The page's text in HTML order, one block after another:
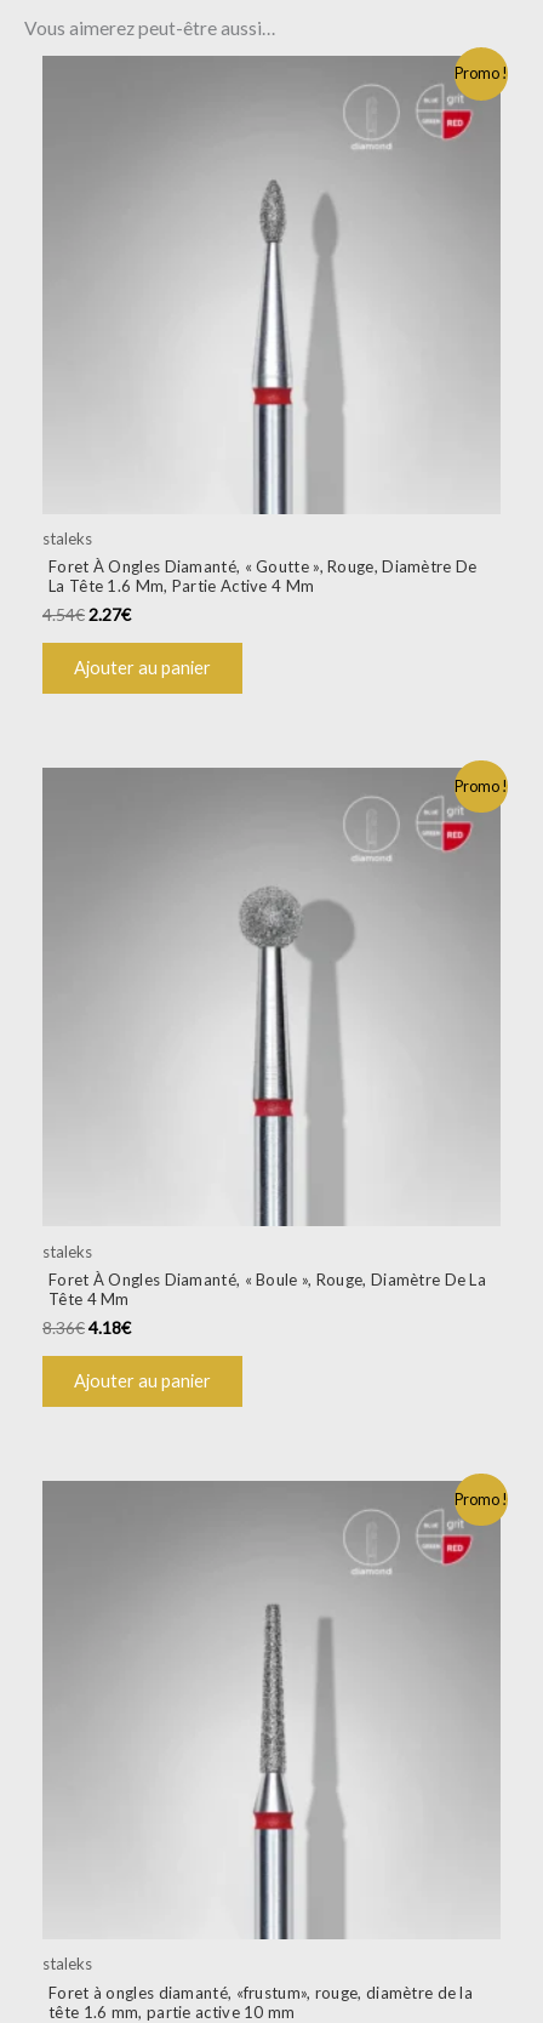
Vous aimerez peut-être aussi…
Promo !
staleks
Foret À Ongles Diamanté, « Goutte », Rouge, Diamètre De
La Tête 1.6 Mm, Partie Active 4 Mm
4.54€2.27€
Ajouter au panier
Promo !
staleks
Foret À Ongles Diamanté, « Boule », Rouge, Diamètre De La
Tête 4 Mm
8.36€4.18€
Ajouter au panier
Promo !
staleks
Foret à ongles diamanté, «frustum», rouge, diamètre de la
tête 1.6 mm, partie active 10 mm